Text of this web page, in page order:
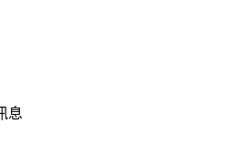
息